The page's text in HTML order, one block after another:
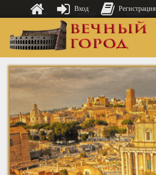
Вход Регистрация